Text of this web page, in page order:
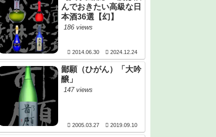
んでおきたい高級な日
本酒36選【幻】
186 views
2014.06.30 2024.12.24
鄙願（ひがん）「大吟
醸」
147 views
2005.03.27 2019.09.10